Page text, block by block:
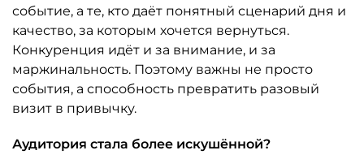
событие, а те, кто даёт понятный сценарий дня и
качество, за которым хочется вернуться.
Конкуренция идёт и за внимание, и за
маржинальность. Поэтому важны не просто
события, а способность превратить разовый
визит в привычку.
Аудитория стала более искушённой?